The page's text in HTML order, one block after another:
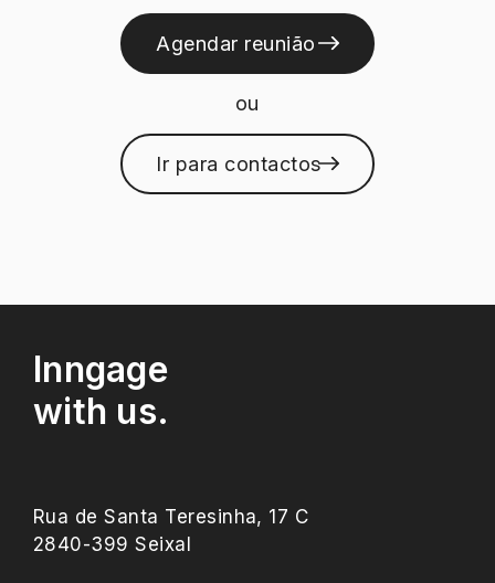
Agendar reunião
ou
Ir para contactos
Inngage
with us.
Rua de Santa Teresinha, 17 C
2840-399 Seixal